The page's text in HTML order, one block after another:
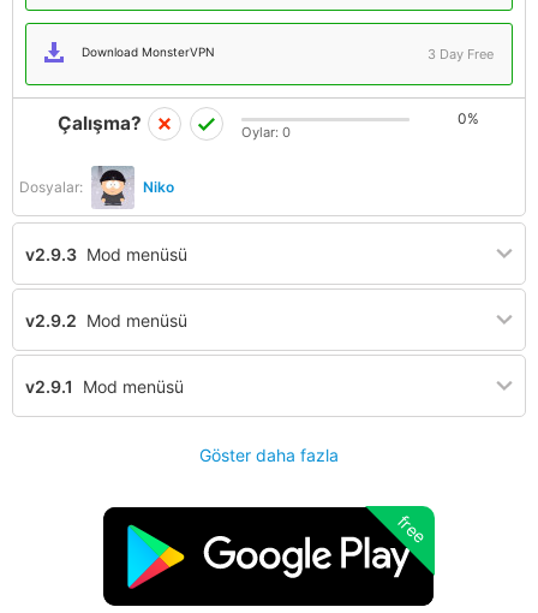
Download MonsterVPN 3 Day Free
Dosyalar: Niko
Çalışma? 0%
Oylar: 0
v2.9.3 Mod menüsü
v2.9.2 Mod menüsü
v2.9.1 Mod menüsü
Göster daha fazla
free